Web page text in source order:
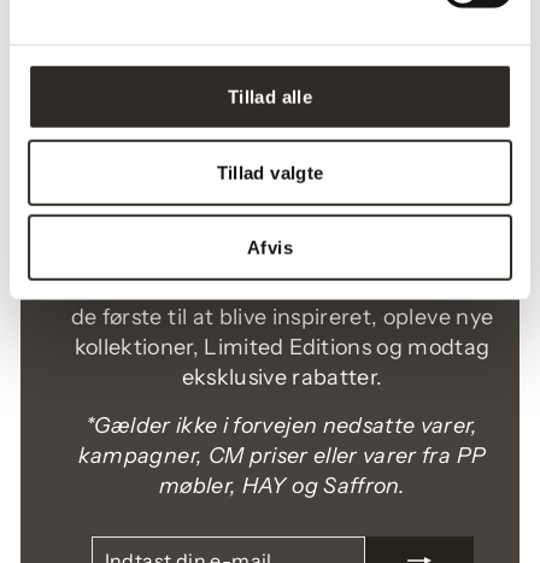
Tillad alle
Tillad valgte
Afvis
SPAR 20% PÅ DIN FØRSTE
ORDRE*
Tilmeld dig vores nyhedsbrev og bliv en af
de første til at blive inspireret, opleve nye
kollektioner, Limited Editions og modtag
eksklusive rabatter.
*Gælder ikke i forvejen nedsatte varer,
kampagner, CM priser eller varer fra PP
møbler, HAY og Saffron.